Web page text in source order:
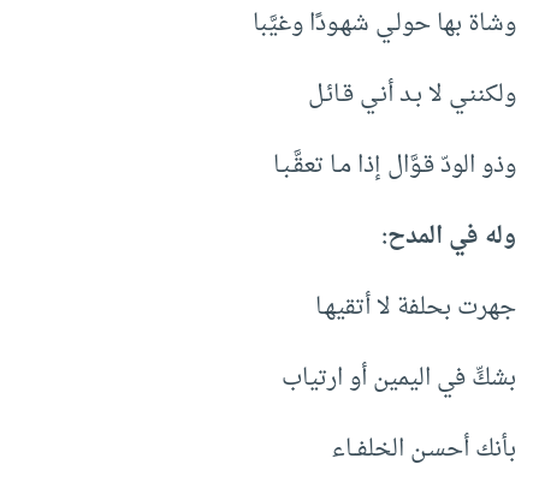
وشاة بها حولـي شهـودًا وغيَّبا
ولكننـي لا بـد أنـي قـائـل
وذو الودّ قـوَّال إذا مـا تعقَّـبـا
وله في المدح:
جهرت بحلفة لا أتقيهـا
بشكِّ في اليمين أو ارتياب
بأنك أحسـن الخلفــاء